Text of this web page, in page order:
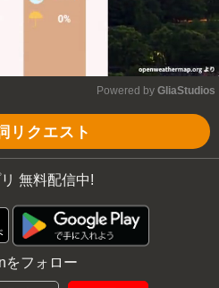
Powered by GliaStudios
リクエスト
無料配信中!
をフォロー